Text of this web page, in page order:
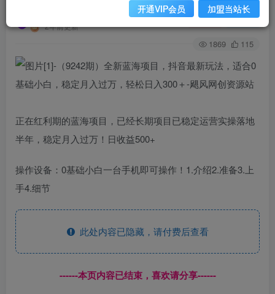
2年前更新
关注 私信
1869 115
正在红利期的蓝海项目，已经长期项目已稳定运营实操落地
半年，稳定月入过万！日收益500+
操作设备：0基础小白一台手机即可操作！1.介绍2.准备3.上
手4.细节
此处内容已隐藏，请付费后查看
------本页内容已结束，喜欢请分享------
开通VIP会员 加盟当站长